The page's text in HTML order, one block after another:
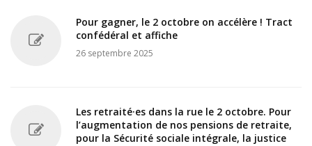
Pour gagner, le 2 octobre on accélère ! Tract
confédéral et affiche
26 septembre 2025
Les retraité·es dans la rue le 2 octobre. Pour
l’augmentation de nos pensions de retraite,
pour la Sécurité sociale intégrale, la justice